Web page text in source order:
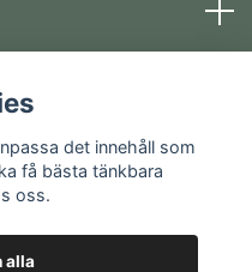
det innehåll som
få bästa tänkbara
oss.
alla